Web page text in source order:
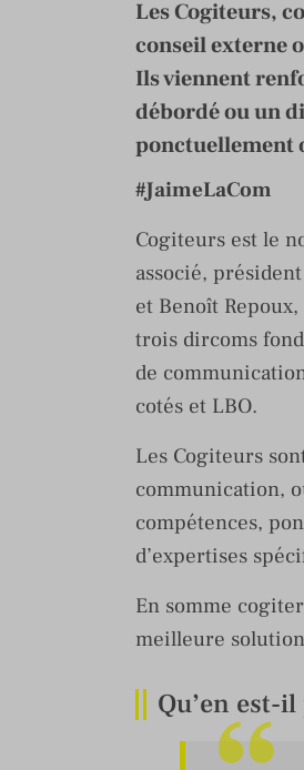
Les Cogiteurs,
conseil externe
Ils viennent
débordé ou un
ponctuellement
#JaimeLaCom
Cogiteurs est le
associé,
et Benoît
trois dircoms
de
cotés et LBO.
Les Cogiteurs
communication,
compétences,
d’expertises
En somme
meilleure
Qu’en est-